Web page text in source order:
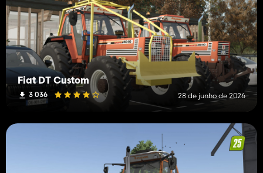
Fiat DT Custom
3 036 28 de junho de 2026